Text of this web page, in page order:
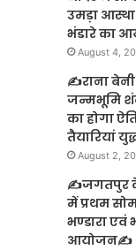
उमड़ा
भंडारे का
August 4,
✍️राना
जन्मभूमि
का होगा
तैयारियां
August 2,
✍️जगतपुर के
में प्रथम
भण्डारा
आयोजन✍️